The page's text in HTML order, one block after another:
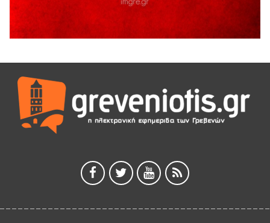
Θερινό Σινεμά στο πλαίσιο του «Πολιτιστικού
Καλοκαιριού 2026» με την βραβευμένη ταινία «Μικρές
Ανάσες».
εξοπλισμού γυμναστηρίου
5 Αυγούστου 2026
ΑΗ ΛΑΟΣ | 5 Αυγούστου | Υπαίθριο Θέατρο “Καστράκι”,
Γρεβενά
5 Αυγούστου 2026
5 Αυγούστου 2026